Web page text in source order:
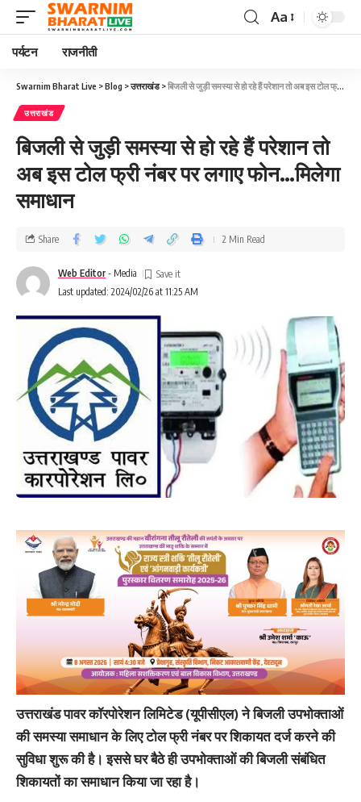
Aa
पर्यटन राजनीती
Swarnim Bharat Live >Blog >उत्तराखंड>बिजली से जुड़ी समस्या से हो रहे हैं परेशान तो अब इस टोल फ्री नंबर पर लगाए फोन…मिलेगा समाधान
उत्तराखंड
बिजली से जुड़ी समस्या से हो रहे हैं परेशान तो
अब इस टोल फ्री नंबर पर लगाए फोन…मिलेगा
समाधान
Last updated: 2024/02/26 at 11:25 AM
Web Editor - Media
Share 2 Min Read
उत्तराखंड पावर कॉरपोरेशन लिमिटेड (यूपीसीएल) ने बिजली उपभोक्ताओं
की समस्या समाधान के लिए टोल फ्री नंबर पर शिकायत दर्ज करने की
सुविधा शुरू की है। इससे घर बैठे ही उपभोक्ताओं की बिजली संबंधित
शिकायतों का समाधान किया जा रहा है।